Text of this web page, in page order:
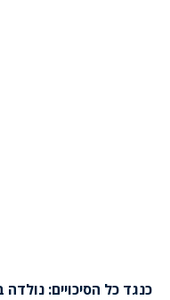
כנגד כל הסיכויים: נולדה במשקל